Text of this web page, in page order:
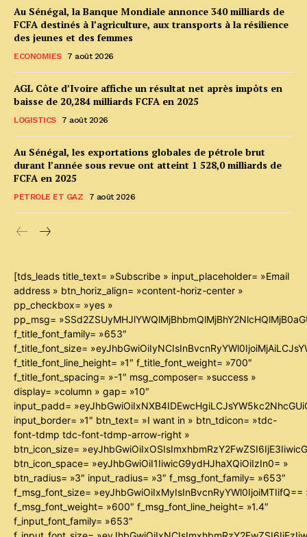
Au Sénégal, la Banque Mondiale annonce 340 milliards de
FCFA destinés à l’agriculture, aux transports à la résilience
des jeunes et des femmes
ECONOMIES 7 août 2026
AGL Côte d’Ivoire affiche un résultat net après impôts en
baisse de 20,284 milliards FCFA en 2025
LOGISTICS 7 août 2026
Au Sénégal, les exportations globales de pétrole brut
durant l’année sous revue ont atteint 1 528,0 milliards de
FCFA en 2025
PETROLE ET GAZ 7 août 2026
[tds_leads title_text= »Subscribe » input_placeholder= »Email
address » btn_horiz_align= »content-horiz-center »
pp_checkbox= »yes »
pp_msg=
f_title_font_family= »653″
f_title_font_size=
f_title_font_line_height= »1″ f_title_font_weight= »700″
f_title_font_spacing= »-1″ msg_composer= »success »
display= »column » gap= »10″
input_padd=
input_border= »1″ btn_text= »I want in » btn_tdicon= »tdc-
font-tdmp tdc-font-tdmp-arrow-right »
btn_icon_size=
btn_icon_space= »eyJhbGwiOiI1IiwicG9ydHJhaXQiOiIzIn0= »
btn_radius= »3″ input_radius= »3″ f_msg_font_family= »653″
f_msg_font_size= »eyJhbGwiOiIxMyIsInBvcnRyYWl0IjoiMTIifQ==
f_msg_font_weight= »600″ f_msg_font_line_height= »1.4″
f_input_font_family= »653″